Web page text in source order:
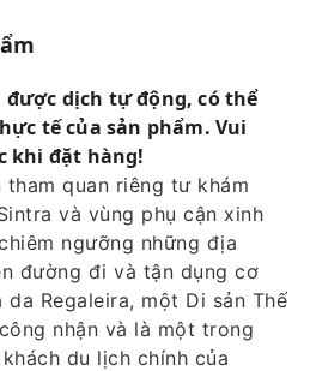
cảnh đặc biệt từ Cabo
bãi biển Guincho làm bạn
theo vịnh Cascais.
được dịch tự động, có thể
tế của sản phẩm. Vui
khi đặt hàng!
quan riêng tư khám
và vùng phụ cận xinh
ngưỡng những địa
đường đi và tận dụng cơ
da Regaleira, một Di sản Thế
nhận và là một trong
du lịch chính của